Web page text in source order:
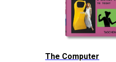
The Computer